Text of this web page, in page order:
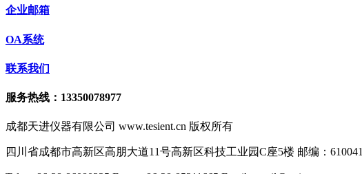
企业邮箱
OA系统
联系我们
服务热线：13350078977
成都天进仪器有限公司 www.tesient.cn 版权所有
四川省成都市高新区高朋大道11号高新区科技工业园C座5楼 邮编：610041